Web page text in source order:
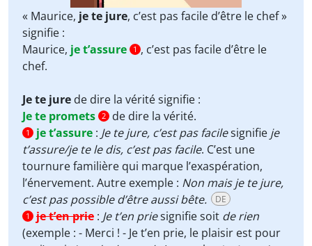
« Maurice, je te jure, c’est pas facile d’être le chef »
signifie :
Maurice, je t’assure 1 , c’est pas facile d’être le
chef.
Je te jure de dire la vérité signifie :
Je te promets 2 de dire la vérité.
1 je t’assure : Je te jure, c’est pas facilesignifie je
t’assure/je te le dis, c’est pas facile. C’est une
tournure familière qui marque l’exaspération,
l’énervement. Autre exemple : Non mais je te jure,
c’est pas possible d’être aussi bête.
DE
1 je t’en prie : Je t’en priesignifie soit de rien
(exemple : - Merci ! - Je t’en prie, le plaisir est pour